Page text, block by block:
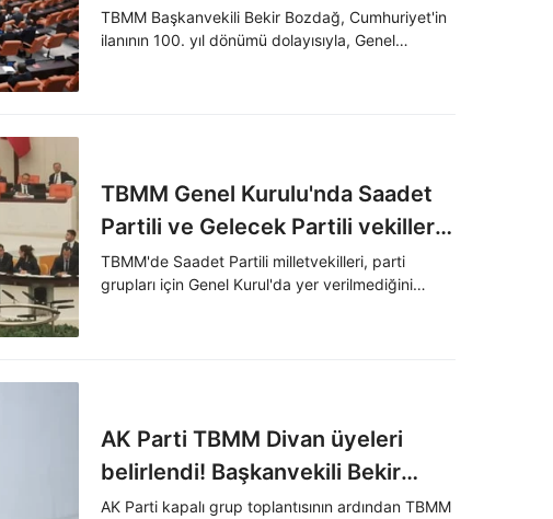
milletvekili söz alacak
TBMM Başkanvekili Bekir Bozdağ, Cumhuriyet'in
ilanının 100. yıl dönümü dolayısıyla, Genel
TBMM Genel Kurulu'nda Saadet
Partili ve Gelecek Partili vekillerin
'yer' krizi
TBMM'de Saadet Partili milletvekilleri, parti
grupları için Genel Kurul'da yer verilmediğini
AK Parti TBMM Divan üyeleri
belirlendi! Başkanvekili Bekir
Bozdağ oldu
AK Parti kapalı grup toplantısının ardından TBMM